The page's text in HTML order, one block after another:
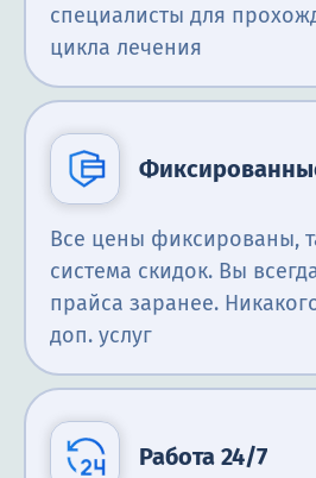
специалисты для
цикла лечения
Все цены фиксированы,
система скидок. Вы
прайса заранее.
доп. услуг
Работа 24/7